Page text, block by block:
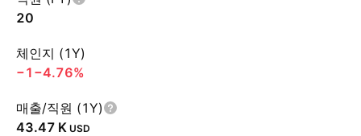
20
체인지 (1Y)
−1 −4.76%
매출/직원 (1Y)
‪43.47 K‬ USD